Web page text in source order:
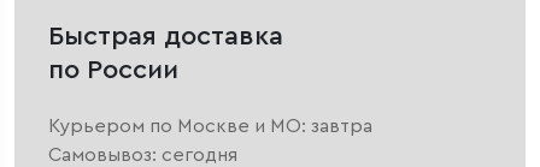
Быстрая доставка
по России
Курьером по Москве и МО: завтра
Самовывоз: сегодня